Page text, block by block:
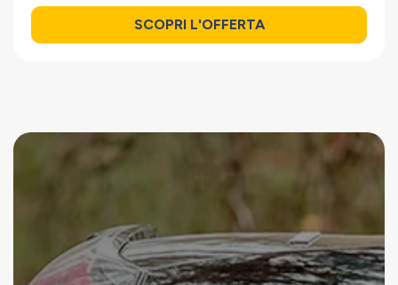
SCOPRI L'OFFERTA